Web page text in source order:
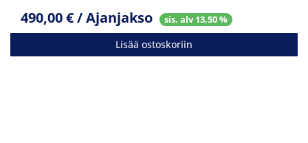
490,00 € / Ajanjakso sis. alv 13,50 %
Lisää ostoskoriin